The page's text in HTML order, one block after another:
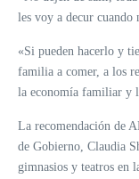
les voy a decur cuando
«Si pueden hacerlo y
familia a comer, a los
la economía familiar y
La recomendación de
de Gobierno, Claudia
gimnasios y teatros en